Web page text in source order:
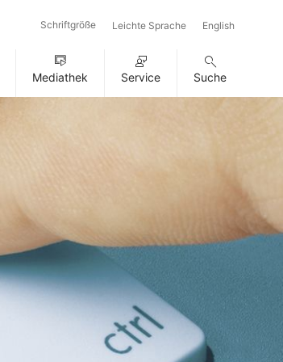
Schriftgröße Leichte Sprache English
Mediathek Service Suche